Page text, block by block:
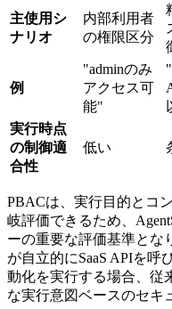
主使用シ
ナリオ
内部利用者
の権限区分
例
"adminのみ
アクセス可
能"
実行時点
の制御適
合性
低い
PBACは、実行目的とコ
岐評価できるため、
ーの重要な評価基準とな
が自立的にSaaS APIを呼
動化を実行する場合、従
な実行意図ベースのセキ